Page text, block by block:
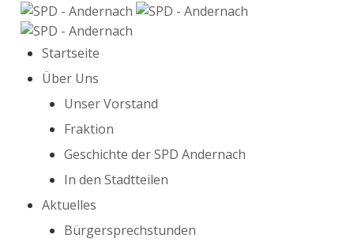
Startseite
Über Uns
Unser Vorstand
Fraktion
Geschichte der SPD Andernach
In den Stadtteilen
Aktuelles
Bürgersprechstunden